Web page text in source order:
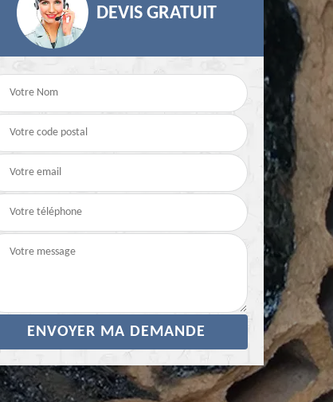
Entretien de cheminée
Ramoneur 14
DEVIS GRATUIT